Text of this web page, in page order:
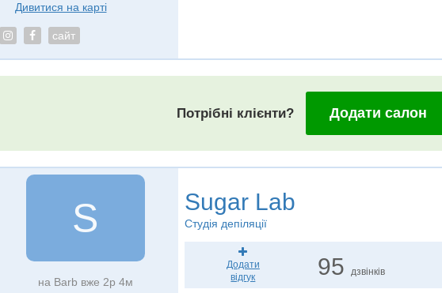
Дивитися на карті
сайт
Потрібні клієнти? Додати салон
S
на Barb вже 2р 4м
Sugar Lab
Студія депіляції
Додати
відгук
95 дзвінків